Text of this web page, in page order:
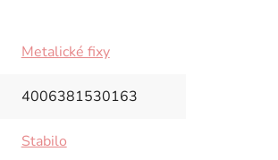
Metalické fixy
4006381530163
Stabilo